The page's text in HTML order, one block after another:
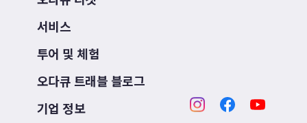
서비스
투어 및 체험
오다큐 트래블 블로그
기업 정보